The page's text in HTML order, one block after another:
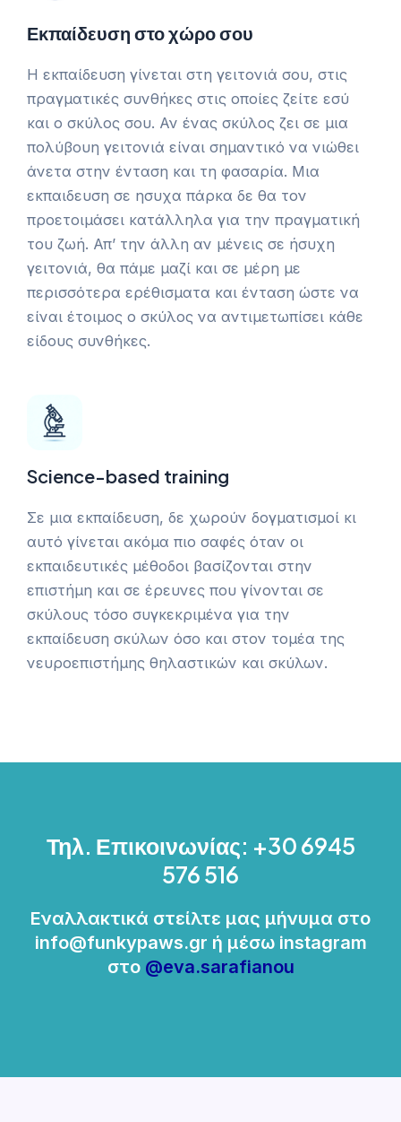
Εκπαίδευση στο χώρο σου
H εκπαίδευση γίνεται στη γειτονιά σου, στις
πραγματικές συνθήκες στις οποίες ζείτε εσύ
και ο σκύλος σου. Αν ένας σκύλος ζει σε μια
πολύβουη γειτονιά είναι σημαντικό να νιώθει
άνετα στην ένταση και τη φασαρία. Μια
εκπαιδευση σε ησυχα πάρκα δε θα τον
προετοιμάσει κατάλληλα για την πραγματική
του ζωή. Απ’ την άλλη αν μένεις σε ήσυχη
γειτονιά, θα πάμε μαζί και σε μέρη με
περισσότερα ερέθισματα και ένταση ώστε να
είναι έτοιμος ο σκύλος να αντιμετωπίσει κάθε
είδους συνθήκες.
Science-based training
Σε μια εκπαίδευση, δε χωρούν δογματισμοί κι
αυτό γίνεται ακόμα πιο σαφές όταν οι
εκπαιδευτικές μέθοδοι βασίζονται στην
επιστήμη και σε έρευνες που γίνονται σε
σκύλους τόσο συγκεκριμένα για την
εκπαίδευση σκύλων όσο και στον τομέα της
νευροεπιστήμης θηλαστικών και σκύλων.
Τηλ. Επικοινωνίας: +30 6945
576 516
Εναλλακτικά στείλτε μας μήνυμα στο
info@funkypaws.gr ή μέσω instagram
στο @eva.sarafianou